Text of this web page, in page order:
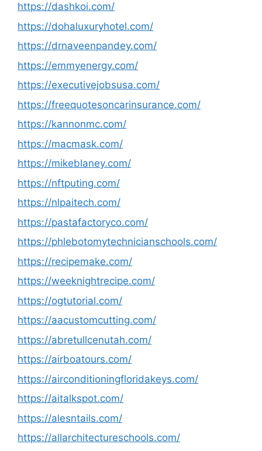
https://dashkoi.com/
https://dohaluxuryhotel.com/
https://drnaveenpandey.com/
https://emmyenergy.com/
https://executivejobsusa.com/
https://freequotesoncarinsurance.com/
https://kannonmc.com/
https://macmask.com/
https://mikeblaney.com/
https://nftputing.com/
https://nlpaitech.com/
https://pastafactoryco.com/
https://phlebotomytechnicianschools.com/
https://recipemake.com/
https://weeknightrecipe.com/
https://ogtutorial.com/
https://aacustomcutting.com/
https://abretullcenutah.com/
https://airboatours.com/
https://airconditioningfloridakeys.com/
https://aitalkspot.com/
https://alesntails.com/
https://allarchitectureschools.com/